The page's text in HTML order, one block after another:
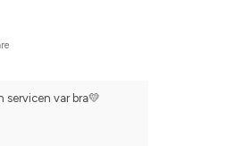
servicen var bra💛